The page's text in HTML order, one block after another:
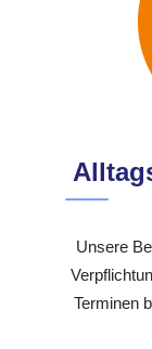
Unsere
Terminen